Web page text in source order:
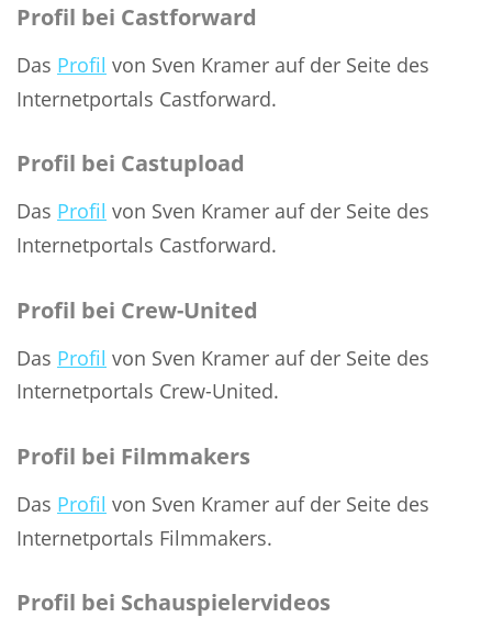
Profil bei Castforward
Das Profil von Sven Kramer auf der Seite des
Internetportals Castforward.
Profil bei Castupload
Das Profil von Sven Kramer auf der Seite des
Internetportals Castforward.
Profil bei Crew-United
Das Profil von Sven Kramer auf der Seite des
Internetportals Crew-United.
Profil bei Filmmakers
Das Profil von Sven Kramer auf der Seite des
Internetportals Filmmakers.
Profil bei Schauspielervideos